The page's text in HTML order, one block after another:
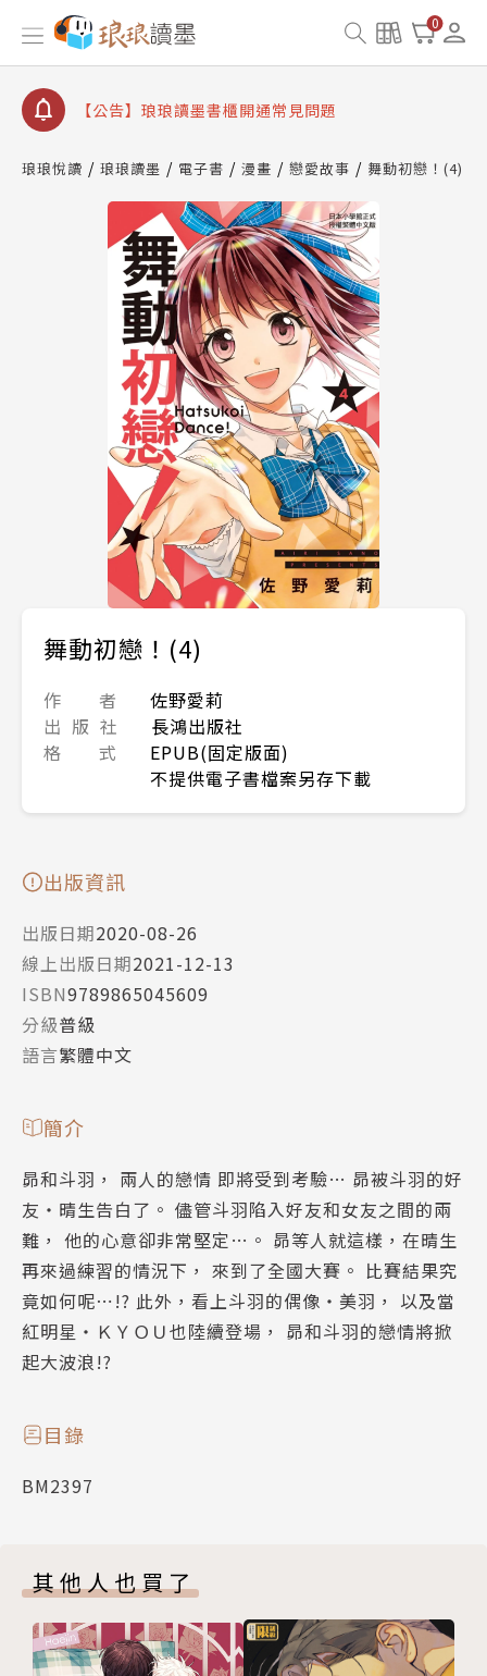
0
【公告】琅琅讀墨數位閱讀資產合併與書櫃開通申請
【公告】琅琅讀墨書櫃開通常見問題
【公告】琅琅讀墨 3 分鐘完成書櫃開通與資產合併申
請圖文教學
查詢
【公告】琅琅讀墨數位閱讀資產合併與書櫃開通申請
琅琅悅讀 琅琅讀墨 電子書 漫畫 戀愛故事 舞動初戀！(4)
舞動初戀！(4)
作 者
佐野愛莉
出 版 社
長鴻出版社
格 式
EPUB(固定版面)
不提供電子書檔案另存下載
出版資訊
出版日期2020-08-26
線上出版日期2021-12-13
ISBN9789865045609
分級普級
語言繁體中文
簡介
昴和斗羽， 兩人的戀情 即將受到考驗… 昴被斗羽的好
友・晴生告白了。 儘管斗羽陷入好友和女友之間的兩
難， 他的心意卻非常堅定…。 昴等人就這樣，在晴生
再來過練習的情況下， 來到了全國大賽。 比賽結果究
竟如何呢⋯!? 此外，看上斗羽的偶像・美羽， 以及當
紅明星・ＫＹＯＵ也陸續登場， 昴和斗羽的戀情將掀
起大波浪!?
目錄
BM2397
其他人也買了